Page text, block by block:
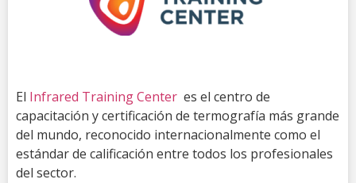
El Infrared Training Center es el centro de
capacitación y certificación de termografía más grande
del mundo, reconocido internacionalmente como el
estándar de calificación entre todos los profesionales
del sector.